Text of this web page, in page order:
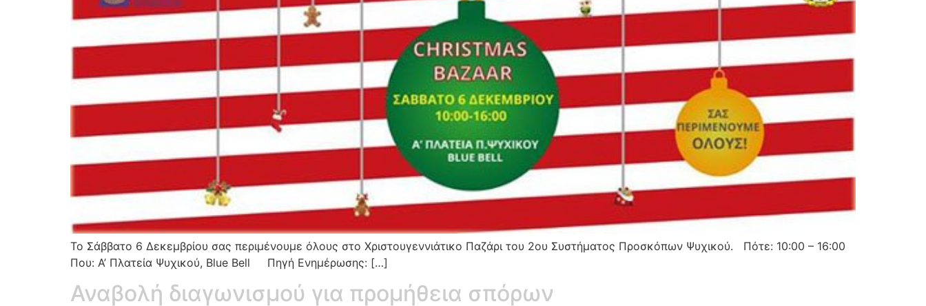
Το Σάββατο 6 Δεκεμβρίου σας περιμένουμε όλους στο Χριστουγεννιάτικο Παζάρι του 2ου Συστήματος Προσκόπων Ψυχικού. Πότε: 10:00 – 16:00
Που: Α’ Πλατεία Ψυχικού, Blue Bell Πηγή Ενημέρωσης: […]
Αναβολή διαγωνισμού για προμήθεια σπόρων